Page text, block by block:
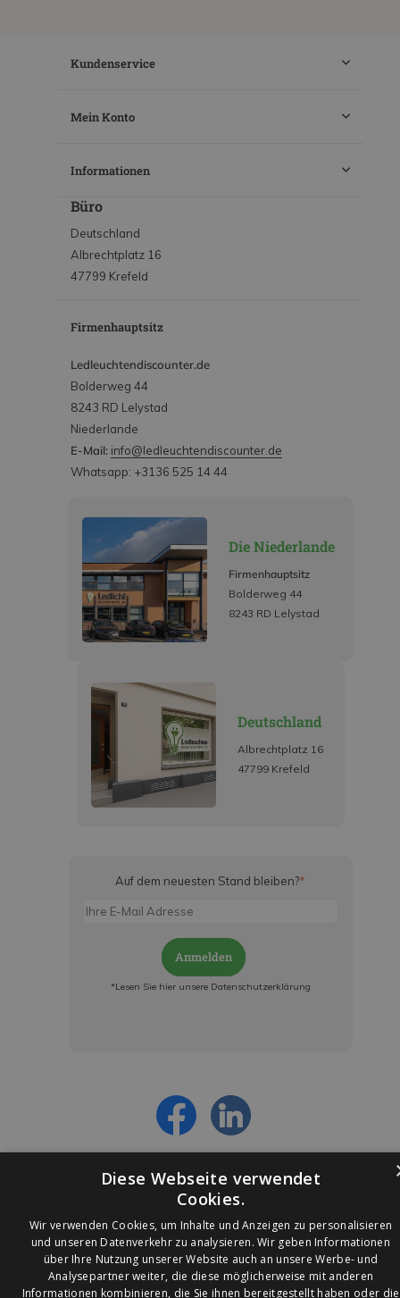
Kundenservice
Mein Konto
Informationen
Büro
Deutschland
Albrechtplatz 16
47799 Krefeld
Firmenhauptsitz
Ledleuchtendiscounter.de
Bolderweg 44
8243 RD Lelystad
Niederlande
E-Mail: info@ledleuchtendiscounter.de
Whatsapp: +3136 525 14 44
Die Niederlande
Firmenhauptsitz
Bolderweg 44
8243 RD Lelystad
Deutschland
Albrechtplatz 16
47799 Krefeld
Auf dem neuesten Stand bleiben?*
Anmelden
*Lesen Sie hier unsere Datenschutzerklärung
© 2026 Ledleuchtendiscounter.de
Diese Webseite verwendet
Cookies.
Wir verwenden Cookies, um Inhalte und Anzeigen zu personalisieren
und unseren Datenverkehr zu analysieren. Wir geben Informationen
über Ihre Nutzung unserer Website auch an unsere Werbe- und
Analysepartner weiter, die diese möglicherweise mit anderen
Informationen kombinieren, die Sie ihnen bereitgestellt haben oder die